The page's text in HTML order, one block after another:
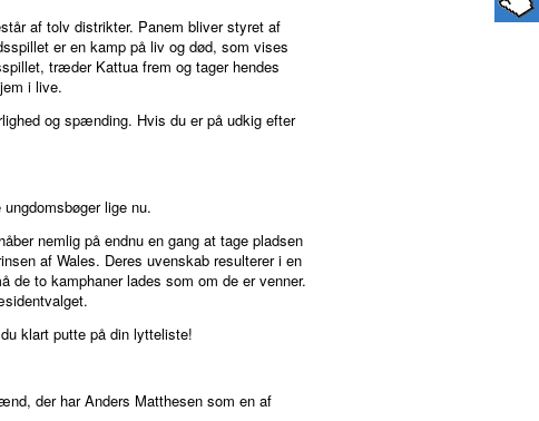
af tolv distrikter. Panem bliver styret af
er en kamp på liv og død, som vises
træder Kattua frem og tager hendes
i live.
og spænding. Hvis du er på udkig efter
lige nu.
nemlig på endnu en gang at tage pladsen
af Wales. Deres uvenskab resulterer i en
de to kamphaner lades som om de er venner.
klart putte på din lytteliste!
der har Anders Matthesen som en af